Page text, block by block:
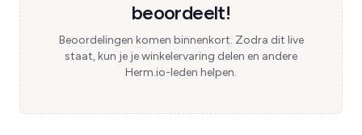
beoordeelt!
Beoordelingen komen binnenkort. Zodra dit live
staat, kun je je winkelervaring delen en andere
Herm.io-leden helpen.